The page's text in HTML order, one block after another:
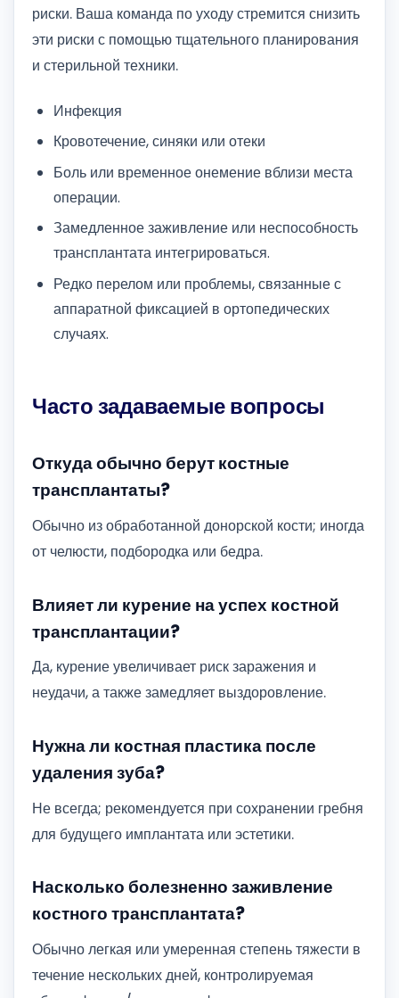
риски. Ваша команда по уходу стремится снизить
эти риски с помощью тщательного планирования
и стерильной техники.
Инфекция
Кровотечение, синяки или отеки
Боль или временное онемение вблизи места
операции.
Замедленное заживление или неспособность
трансплантата интегрироваться.
Редко перелом или проблемы, связанные с
аппаратной фиксацией в ортопедических
случаях.
Часто задаваемые вопросы
Откуда обычно берут костные
трансплантаты?
Обычно из обработанной донорской кости; иногда
от челюсти, подбородка или бедра.
Влияет ли курение на успех костной
трансплантации?
Да, курение увеличивает риск заражения и
неудачи, а также замедляет выздоровление.
Нужна ли костная пластика после
удаления зуба?
Не всегда; рекомендуется при сохранении гребня
для будущего имплантата или эстетики.
Насколько болезненно заживление
костного трансплантата?
Обычно легкая или умеренная степень тяжести в
течение нескольких дней, контролируемая